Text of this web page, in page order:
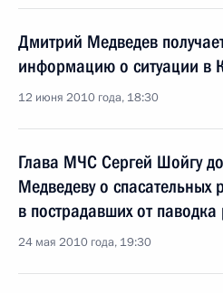
Дмитрий Медведев
информацию о ситуации в
12 июня 2010 года, 18:30
Глава МЧС Сергей Шойгу
Медведеву о спасательных
в пострадавших от
24 мая 2010 года, 19:30